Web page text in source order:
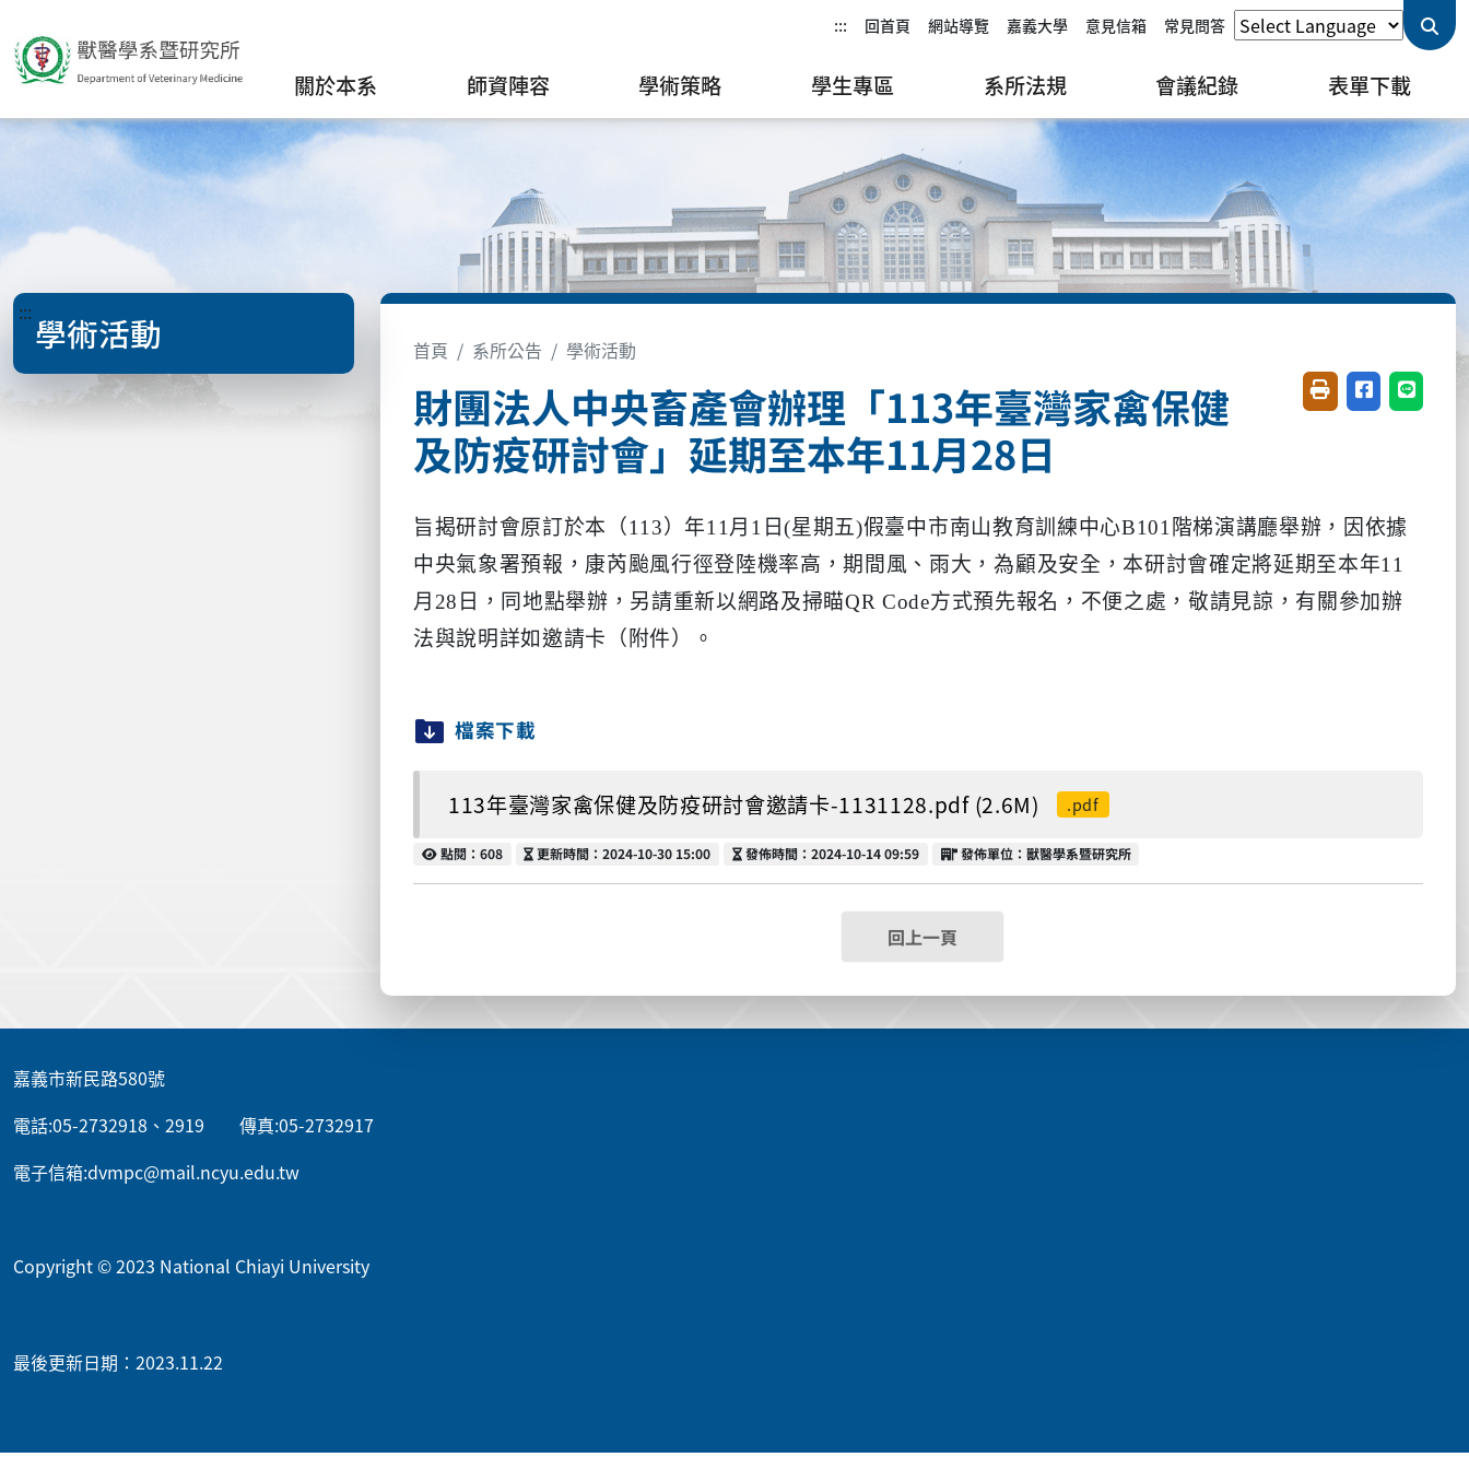
::: 回首頁 網站導覽 嘉義大學 意見信箱 常見問答
關於本系 師資陣容 學術策略 學生專區 系所法規 會議紀錄 表單下載
::: 學術活動 首頁 系所公告 學術活動
財團法人中央畜產會辦理「113年臺灣家禽保健
及防疫研討會」延期至本年11月28日
友善列印(開新視窗)
分享至臉書(
分享至
旨揭研討會原訂於本（113）年11月1日(星期五)假臺中市南山教育訓練中心B101階梯演講廳舉辦，因依據
中央氣象署預報，康芮颱風行徑登陸機率高，期間風、雨大，為顧及安全，本研討會確定將延期至本年11
月28日，同地點舉辦，另請重新以網路及掃瞄QR Code方式預先報名，不便之處，敬請見諒，有關參加辦
法與說明詳如邀請卡（附件）。
檔案下載
113年臺灣家禽保健及防疫研討會邀請卡-1131128.pdf (2.6M) .pdf
點閱
點閱：608 更新時間
更新時間：2024-10-30 15:00 發佈時間
發佈時間：2024-10-14 09:59 發佈單位
發佈單位：獸醫學系暨研究所
回上一頁
嘉義市新民路580號
電話:05-2732918、2919 傳真:05-2732917
電子信箱:dvmpc@mail.ncyu.edu.tw
Copyright © 2023 National Chiayi University
最後更新日期：2023.11.22